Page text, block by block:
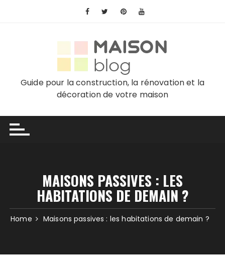
Guide pour la construction, la rénovation et la
décoration de votre maison
MAISONS PASSIVES : LES
HABITATIONS DE DEMAIN ?
Home Maisons passives : les habitations de demain ?